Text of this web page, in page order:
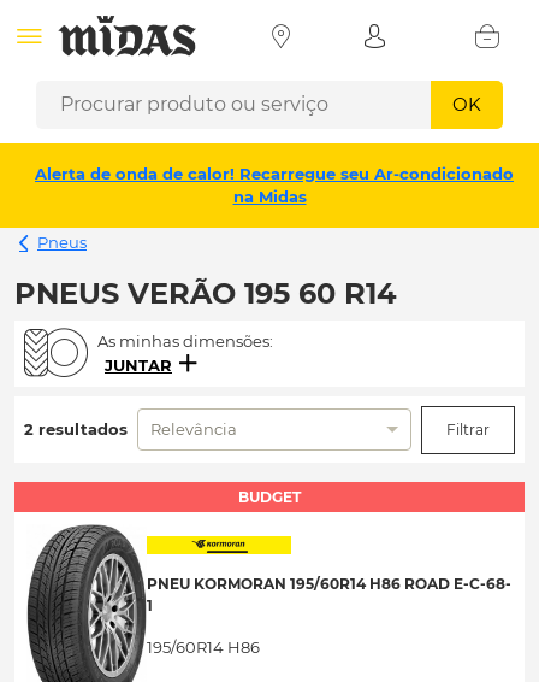
OK
Alerta de onda de calor! Recarregue seu Ar-condicionado
na Midas
Pneus
PNEUS VERÃO 195 60 R14
As minhas dimensões:
JUNTAR
2 resultados Relevância Filtrar
BUDGET
PNEU KORMORAN 195/60R14 H86 ROAD E-C-68-
1
195/60R14 H86